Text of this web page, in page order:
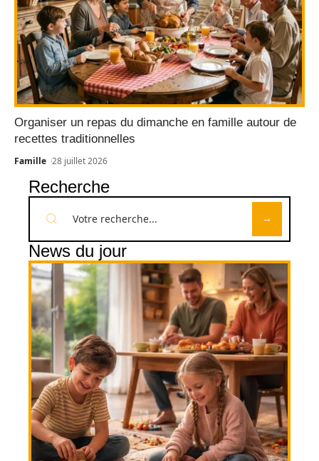
Organiser un repas du dimanche en famille autour de
recettes traditionnelles
Famille 28 juillet 2026
Recherche
News du jour